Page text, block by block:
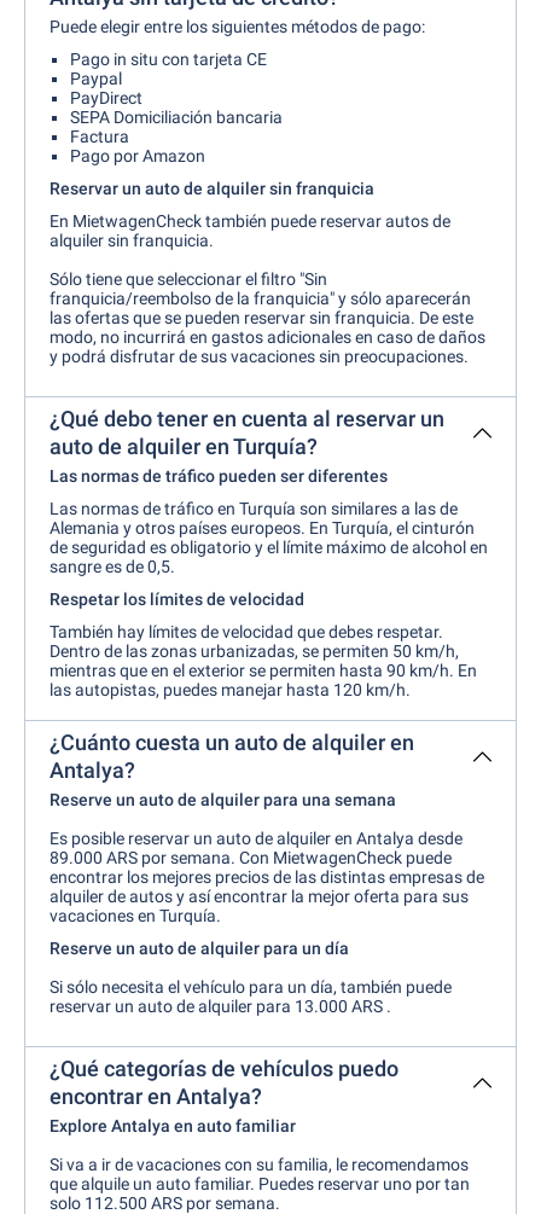
Puede elegir entre los siguientes métodos de pago:
Pago in situ con tarjeta CE
Paypal
PayDirect
SEPA Domiciliación bancaria
Factura
Pago por Amazon
Reservar un auto de alquiler sin franquicia
En MietwagenCheck también puede reservar autos de
alquiler sin franquicia.
Sólo tiene que seleccionar el filtro "Sin
franquicia/reembolso de la franquicia" y sólo aparecerán
las ofertas que se pueden reservar sin franquicia. De este
modo, no incurrirá en gastos adicionales en caso de daños
y podrá disfrutar de sus vacaciones sin preocupaciones.
¿Qué debo tener en cuenta al reservar un
auto de alquiler en Turquía?
Las normas de tráfico pueden ser diferentes
Las normas de tráfico en Turquía son similares a las de
Alemania y otros países europeos. En Turquía, el cinturón
de seguridad es obligatorio y el límite máximo de alcohol en
sangre es de 0,5.
Respetar los límites de velocidad
También hay límites de velocidad que debes respetar.
Dentro de las zonas urbanizadas, se permiten 50 km/h,
mientras que en el exterior se permiten hasta 90 km/h. En
las autopistas, puedes manejar hasta 120 km/h.
¿Cuánto cuesta un auto de alquiler en
Antalya?
Reserve un auto de alquiler para una semana
Es posible reservar un auto de alquiler en Antalya desde
89.000 ARS por semana. Con MietwagenCheck puede
encontrar los mejores precios de las distintas empresas de
alquiler de autos y así encontrar la mejor oferta para sus
vacaciones en Turquía.
Reserve un auto de alquiler para un día
Si sólo necesita el vehículo para un día, también puede
reservar un auto de alquiler para 13.000 ARS .
¿Qué categorías de vehículos puedo
encontrar en Antalya?
Explore Antalya en auto familiar
Si va a ir de vacaciones con su familia, le recomendamos
que alquile un auto familiar. Puedes reservar uno por tan
solo 112.500 ARS por semana.